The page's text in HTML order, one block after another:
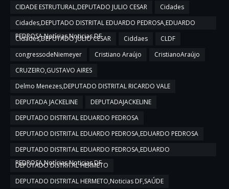
CIDADE ESTRUTURAL,DEPUTADO JULIO CESAR
Cidades
Cidades,DEPUTADO DISTRITAL EDUARDO PEDROSA,EDUARDO
PEDROSA,Notícias,Noticias DF
Cidades,DEPUTADO JULIO CESAR Ciddaes
CLDF
congressodeNiemeyer
Cristiano Araújo
CristianoAraújo
CRUZEIRO,GUSTAVO AIRES
Delmo Menezes,DEPUTADO DISTRITAL RICARDO VALE
DEPUTADA JACKELINE
DEPUTADAJACKELINE
DEPUTADO DISTRITAL EDUARDO PEDROSA
DEPUTADO DISTRITAL EDUARDO PEDROSA,EDUARDO PEDROSA
DEPUTADO DISTRITAL EDUARDO PEDROSA,EDUARDO
PEDROSA,Notícias,Noticias DF
DEPUTADO DISTRITAL HERMETO
DEPUTADO DISTRITAL HERMETO,Noticias DF,SAÚDE